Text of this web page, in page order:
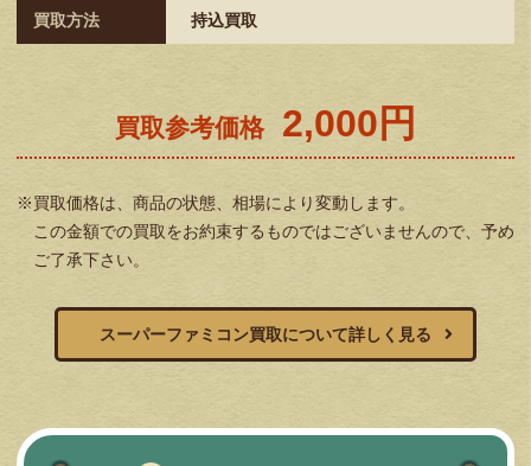
買取方法 持込買取
買取参考価格 2,000円
※買取価格は、商品の状態、相場により変動します。
この金額での買取をお約束するものではございませんので、予め
ご了承下さい。
スーパーファミコン買取について詳しく見る